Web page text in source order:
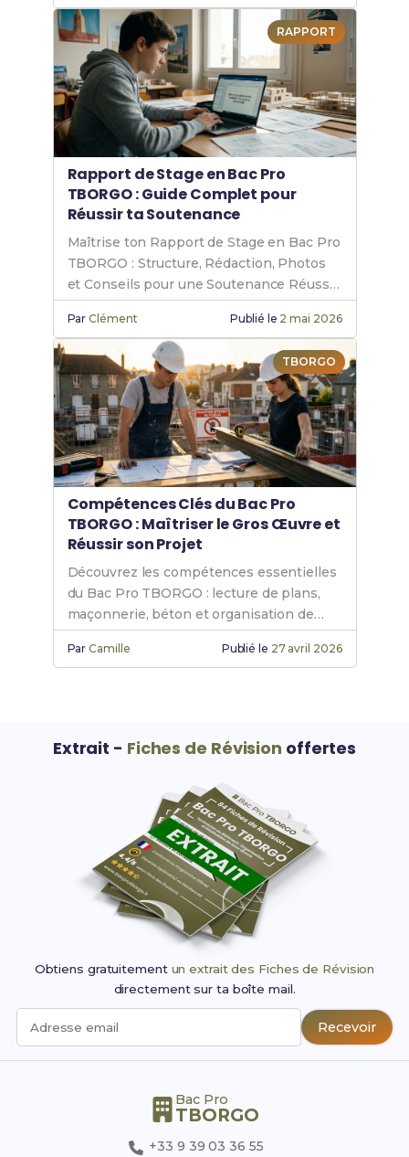
RAPPORT
Rapport de Stage en Bac Pro
TBORGO : Guide Complet pour
Réussir ta Soutenance
Maîtrise ton Rapport de Stage en Bac Pro
TBORGO : Structure, Rédaction, Photos
et Conseils pour une Soutenance Réussie
en Gros Œuvre.
ParClément Publié le 2 mai 2026
TBORGO
Compétences Clés du Bac Pro
TBORGO : Maîtriser le Gros Œuvre et
Réussir son Projet
Découvrez les compétences essentielles
du Bac Pro TBORGO : lecture de plans,
maçonnerie, béton et organisation de
chantier pour exceller.
ParCamille Publié le 27 avril 2026
Extrait - Fiches de Révision offertes
Obtiens gratuitement un extrait des Fiches de Révision
directement sur ta boîte mail.
Adresse email Recevoir
Bac Pro
TBORGO
+33 9 39 03 36 55